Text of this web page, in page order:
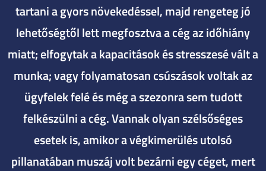
tartani a gyors növekedéssel, majd rengeteg jó
lehetőségtől lett megfosztva a cég az időhiány
miatt; elfogytak a kapacitások és stresszesé vált a
munka; vagy folyamatosan csúszások voltak az
ügyfelek felé és még a szezonra sem tudott
felkészülni a cég. Vannak olyan szélsőséges
esetek is, amikor a végkimerülés utolsó
pillanatában muszáj volt bezárni egy céget, mert